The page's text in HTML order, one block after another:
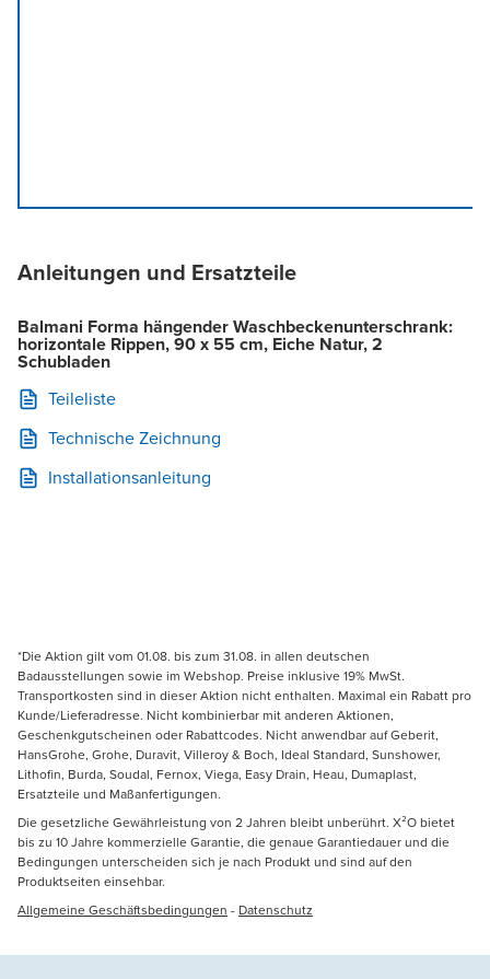
Anleitungen und Ersatzteile
Balmani Forma hängender Waschbeckenunterschrank:
horizontale Rippen, 90 x 55 cm, Eiche Natur, 2
Schubladen
Teileliste
Technische Zeichnung
Installationsanleitung
*Die Aktion gilt vom 01.08. bis zum 31.08. in allen deutschen
Badausstellungen sowie im Webshop. Preise inklusive 19% MwSt.
Transportkosten sind in dieser Aktion nicht enthalten. Maximal ein Rabatt pro
Kunde/Lieferadresse. Nicht kombinierbar mit anderen Aktionen,
Geschenkgutscheinen oder Rabattcodes. Nicht anwendbar auf Geberit,
HansGrohe, Grohe, Duravit, Villeroy & Boch, Ideal Standard, Sunshower,
Lithofin, Burda, Soudal, Fernox, Viega, Easy Drain, Heau, Dumaplast,
Ersatzteile und Maßanfertigungen.
Die gesetzliche Gewährleistung von 2 Jahren bleibt unberührt. X²O bietet
bis zu 10 Jahre kommerzielle Garantie, die genaue Garantiedauer und die
Bedingungen unterscheiden sich je nach Produkt und sind auf den
Produktseiten einsehbar.
Allgemeine Geschäftsbedingungen - Datenschutz